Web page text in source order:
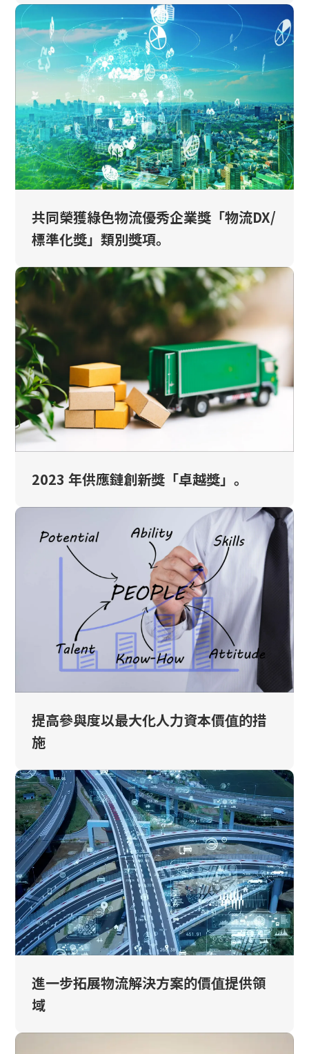
簡体中文 繫体中文
共同榮獲綠色物流優秀企業獎「物流DX/
標準化獎」類別獎項。
2023 年供應鏈創新獎「卓越獎」。
提高參與度以最大化人力資本價值的措
施
進一步拓展物流解決方案的價值提供領
域